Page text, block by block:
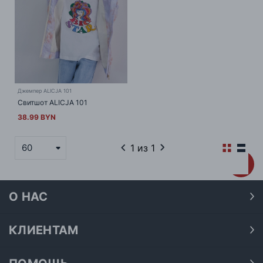
Джемпер ALICJA 101
Свитшот ALICJA 101
38.99 BYN
60 1 из 1
О НАС
Наши магазины
КЛИЕНТАМ